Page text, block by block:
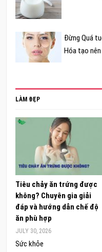
Đừng Quá
Hóa tạo
LÀM ĐẸP
Tiêu chảy ăn trứng được
không? Chuyên gia giải
đáp và hướng dẫn chế độ
ăn phù hợp
JULY 30, 2026
Sức khỏe